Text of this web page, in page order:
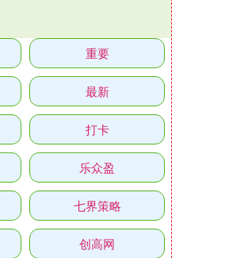
重要
最新
打卡
乐众盈
七界策略
创高网